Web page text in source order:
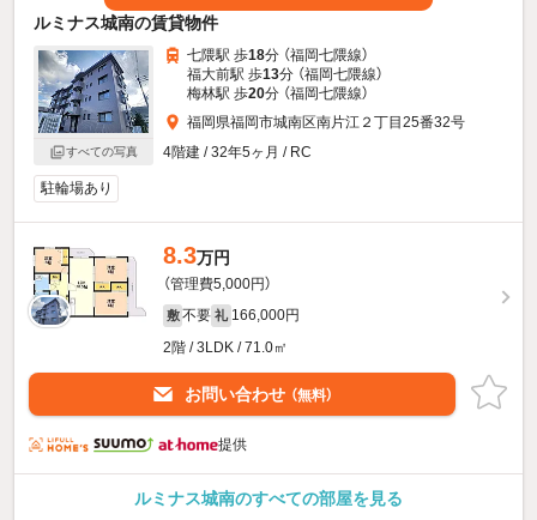
ルミナス城南の賃貸物件
すべての写真
七隈駅 歩18分 （福岡七隈線）
福大前駅 歩13分 （福岡七隈線）
梅林駅 歩20分 （福岡七隈線）
福岡県福岡市城南区南片江２丁目25番32号
4階建 / 32年5ヶ月 / RC
駐輪場あり
8.3万円
（管理費5,000円）
敷 不要 礼 166,000円
2階 / 3LDK / 71.0㎡
お問い合わせ （無料）
提供
ルミナス城南のすべての部屋を見る